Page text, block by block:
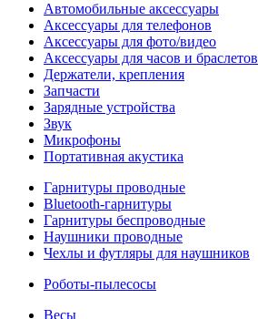
Автомобильные аксессуары
Аксессуары для телефонов
Аксессуары для фото/видео
Аксессуары для часов и браслетов
Держатели, крепления
Запчасти
Зарядные устройства
Звук
Микрофоны
Портативная акустика
Гарнитуры проводные
Bluetooth-гарнитуры
Гарнитуры беспроводные
Наушники проводные
Чехлы и футляры для наушников
Роботы-пылесосы
Весы